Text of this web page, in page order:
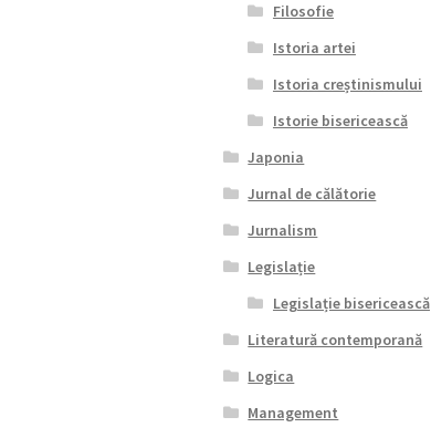
Filosofie
Istoria artei
Istoria creștinismului
Istorie bisericească
Japonia
Jurnal de călătorie
Jurnalism
Legislație
Legislație bisericească
Literatură contemporană
Logica
Management